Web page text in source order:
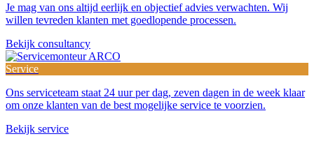
Je mag van ons altijd eerlijk en objectief advies verwachten. Wij
willen tevreden klanten met goedlopende processen.
Bekijk consultancy
Service
Ons serviceteam staat 24 uur per dag, zeven dagen in de week klaar
om onze klanten van de best mogelijke service te voorzien.
Bekijk service